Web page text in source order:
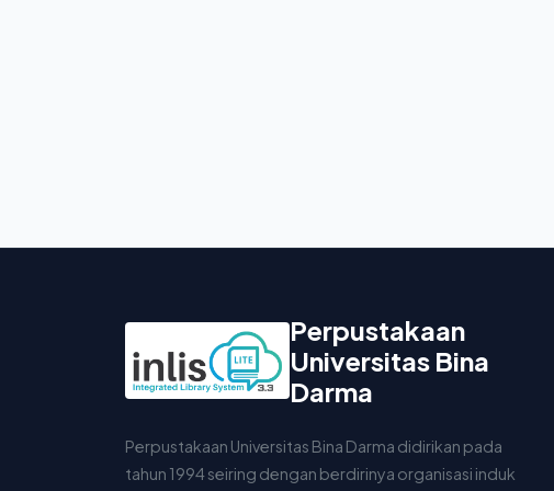
Perpustakaan
Universitas Bina
Darma
Perpustakaan Universitas Bina Darma didirikan pada
tahun 1994 seiring dengan berdirinya organisasi induk